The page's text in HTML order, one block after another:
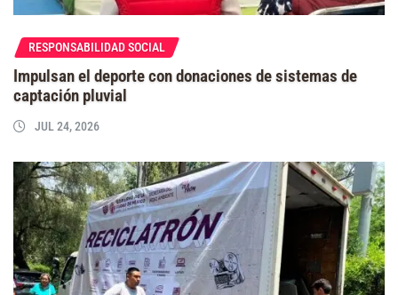
RESPONSABILIDAD SOCIAL
Impulsan el deporte con donaciones de sistemas de
captación pluvial
JUL 24, 2026